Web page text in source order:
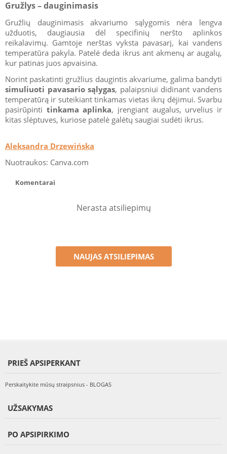
Gružlys – dauginimasis
Gružlių dauginimasis akvariumo sąlygomis nėra lengva
užduotis, daugiausia dėl specifinių neršto aplinkos
reikalavimų. Gamtoje nerštas vyksta pavasarį, kai vandens
temperatūra pakyla. Patelė deda ikrus ant akmenų ar augalų,
kur patinas juos apvaisina.
Norint paskatinti gružlius daugintis akvariume, galima bandyti
simuliuoti pavasario sąlygas, palaipsniui didinant vandens
temperatūrą ir suteikiant tinkamas vietas ikrų dėjimui. Svarbu
pasirūpinti tinkama aplinka, įrengiant augalus, urvelius ir
kitas slėptuves, kuriose patelė galėtų saugiai sudėti ikrus.
Aleksandra Drzewińska
Nuotraukos: Canva.com
Komentarai
Nerasta atsiliepimų
NAUJAS ATSILIEPIMAS
PRIEŠ APSIPERKANT
Perskaitykite mūsų straipsnius - BLOGAS
UŽSAKYMAS
PO APSIPIRKIMO